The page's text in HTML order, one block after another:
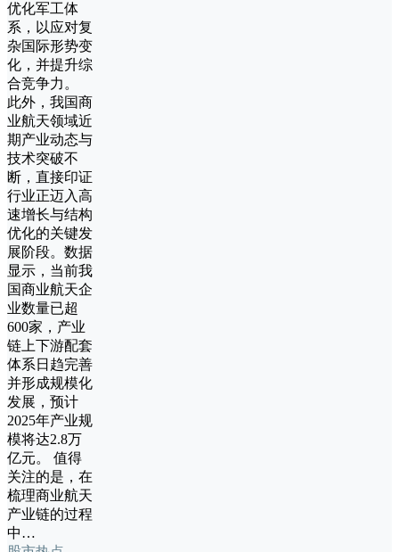
优化军工体
系，以应对复
杂国际形势变
化，并提升综
合竞争力。‌
此外，我国商
业航天领域近
期产业动态与
技术突破不
断，直接印证
行业正迈入高
速增长与结构
优化的关键发
展阶段。数据
显示，当前我
国商业航天企
业数量已超
600家，产业
链上下游配套
体系日趋完善
并形成规模化
发展，预计
2025年产业规
模将达2.8万
亿元。 值得
关注的是，在
梳理商业航天
产业链的过程
中…